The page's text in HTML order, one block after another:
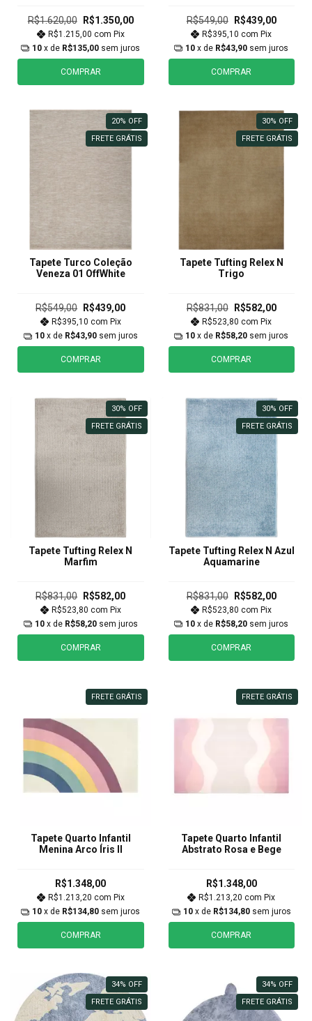
R$1.620,00 R$1.350,00
R$1.215,00 com Pix
10 x de R$135,00 sem juros
COMPRAR
R$549,00 R$439,00
R$395,10com Pix
10 x de R$43,90 sem juros
COMPRAR
20% OFF
FRETE GRÁTIS
Tapete Turco Coleção
Veneza 01 OffWhite
R$549,00 R$439,00
R$395,10 com Pix
10 x de R$43,90 sem juros
COMPRAR
30% OFF
FRETE GRÁTIS
Tapete Tufting Relex N
Trigo
R$831,00 R$582,00
R$523,80com Pix
10 x de R$58,20 sem juros
COMPRAR
30% OFF
FRETE GRÁTIS
Tapete Tufting Relex N
Marfim
R$831,00 R$582,00
R$523,80 com Pix
10 x de R$58,20 sem juros
COMPRAR
30% OFF
FRETE GRÁTIS
Tapete Tufting Relex N Azul
Aquamarine
R$831,00 R$582,00
R$523,80com Pix
10 x de R$58,20 sem juros
COMPRAR
FRETE GRÁTIS
Tapete Quarto Infantil
Menina Arco Íris II
R$1.348,00
R$1.213,20 com Pix
10 x de R$134,80 sem juros
COMPRAR
FRETE GRÁTIS
Tapete Quarto Infantil
Abstrato Rosa e Bege
R$1.348,00
R$1.213,20com Pix
10 x de R$134,80 sem juros
COMPRAR
34% OFF
FRETE GRÁTIS
34% OFF
FRETE GRÁTIS